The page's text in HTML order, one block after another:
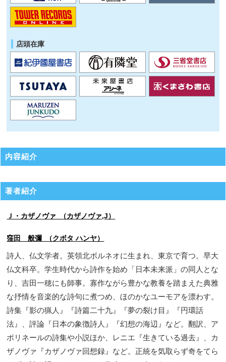
店頭在庫
内容紹介
著者紹介
Ｊ・カザノヴァ （カザノヴァ,J）
窪田 般彌 （クボタ ハンヤ）
詩人、仏文学者。英領北ボルネオに生まれ、東京で育つ。早大
仏文科卒。学生時代から詩作を始め「日本未来派」の同人とな
り、吉田一穂にも師事。寡作ながら豊かな教養を踏まえた典雅
な抒情を音楽的な詩句に煮つめ、ほのかなユーモアを漂わす。
詩集『影の猟人』『詩篇二十九』『夢の裂け目』『円環話
法』、評論『日本の象徴詩人』『幻想の海辺』など。翻訳、ア
ポリネールの詩集や小説ほか、レニエ『生きている過去』、カ
ザノヴァ『カザノヴァ回想録』など。正統を気取らず奇をてら